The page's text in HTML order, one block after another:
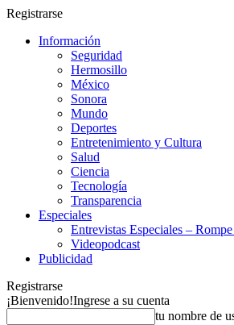
Registrarse
Información
Seguridad
Hermosillo
México
Sonora
Mundo
Deportes
Entretenimiento y Cultura
Salud
Ciencia
Tecnología
Transparencia
Especiales
Entrevistas Especiales –
Videopodcast
Publicidad
Registrarse
¡Bienvenido!Ingrese a su cuenta
tu nombre de